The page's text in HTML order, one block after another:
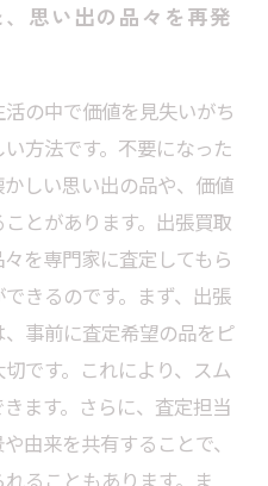
思い出の品々を再発
の中で価値を見失いがち
方法です。不要になった
しい思い出の品や、価値
とがあります。出張買取
を専門家に査定してもら
きるのです。まず、出張
事前に査定希望の品をピ
です。これにより、スム
ます。さらに、査定担当
由来を共有することで、
ることもあります。ま